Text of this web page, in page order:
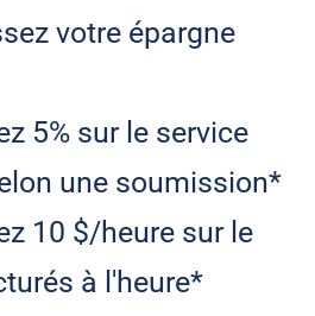
votre épargne
5% sur le service
une soumission*
10 $/heure sur le
à l'heure*